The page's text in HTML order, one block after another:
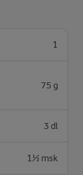
1
75 g
3 dl
1½ msk